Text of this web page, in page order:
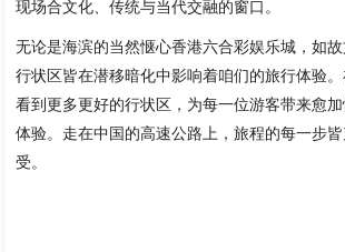
现场合文化、传统与当代交融的窗口。
无论是海滨的当然惬心香港六合彩娱乐城，如
行状区皆在潜移暗化中影响着咱们的旅行体验
看到更多更好的行状区，为每一位游客带来愈
体验。走在中国的高速公路上，旅程的每一步
受。